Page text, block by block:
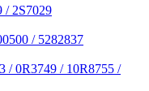
/ 2S7029
/ 5282837
/ 0R3749 / 10R8755 /